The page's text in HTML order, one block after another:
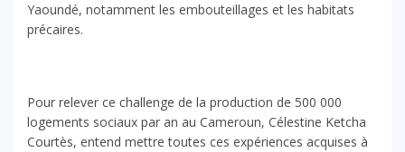
Yaoundé, notamment les embouteillages et les habitats
précaires.
Pour relever ce challenge de la production de 500 000
logements sociaux par an au Cameroun, Célestine Ketcha
Courtès, entend mettre toutes ces expériences acquises à